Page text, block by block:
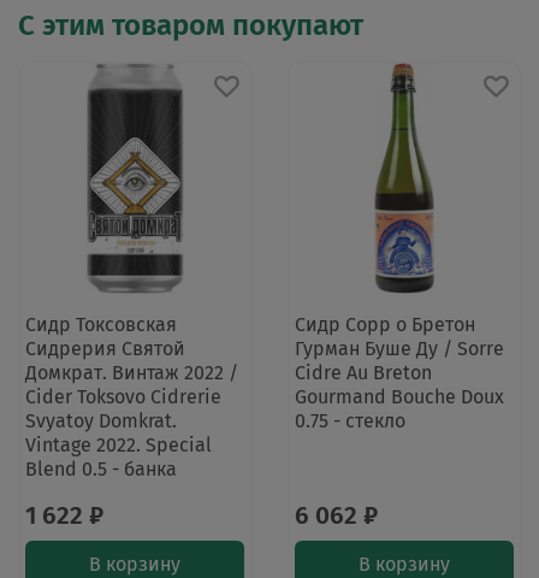
С этим товаром покупают
Сидр Токсовская
Сидрерия Святой
Домкрат. Винтаж 2022 /
Cider Toksovo Cidrerie
Svyatoy Domkrat.
Vintage 2022. Special
Blend 0.5 - банка
1 622 ₽
В корзину
Сидр Сорр о Бретон
Гурман Буше Ду / Sorre
Cidre Au Breton
Gourmand Bouche Doux
0.75 - стекло
6 062 ₽
В корзину